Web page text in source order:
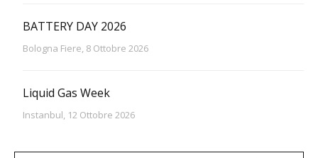
BATTERY DAY 2026
Bologna Fiere, 8 Ottobre 2026
Liquid Gas Week
Instanbul, 12 Ottobre 2026